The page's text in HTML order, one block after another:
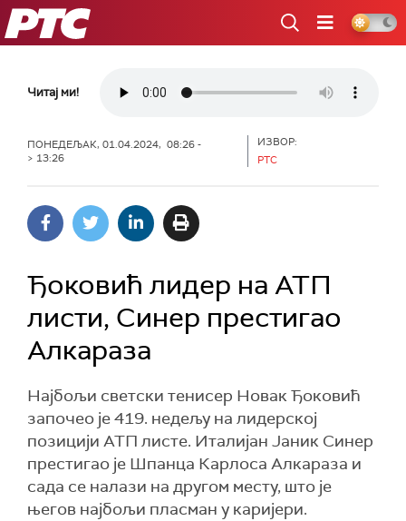
РТС
Читај ми!
ПОНЕДЕЉАК, 01.04.2024, 08:26 -
> 13:26
ИЗВОР:
РТС
Ђоковић лидер на АТП
листи, Синер престигао
Алкараза
Најбољи светски тенисер Новак Ђоковић
започео је 419. недељу на лидерској
позицији АТП листе. Италијан Јаник Синер
престигао је Шпанца Карлоса Алкараза и
сада се налази на другом месту, што је
његов најбољи пласман у каријери.